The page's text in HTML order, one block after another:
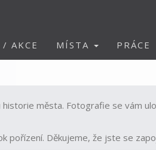
AKCE MÍSTA PRÁCE
města. Fotografie se vám
pořízení. Děkujeme, že jste se